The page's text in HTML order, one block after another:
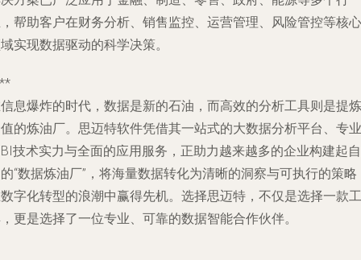
帮助客户在财务分析、销售监控、运营管理、风险管控等核心
实现数据驱动的科学决策。
息爆炸的时代，数据是新的石油，而高效的分析工具则是提炼
的炼油厂。思迈特软件凭借其一站式的大数据分析平台、专业
技术实力与全面的应用服务，正助力越来越多的企业构建起自
“数据炼油厂”，将海量数据转化为清晰的洞察与可执行的策略
字化转型的浪潮中赢得先机。选择思迈特，不仅是选择一款工
更是选择了一位专业、可靠的数据智能合作伙伴。